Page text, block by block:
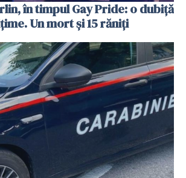
în timpul Gay Pride: o dubiță
Un mort și 15 răniți